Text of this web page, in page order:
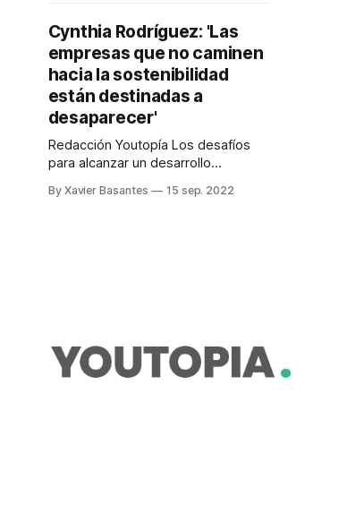
Desarrollo (BID), Mauricio Claver-
Carone, decía en una cumbre
efectuada este 14 de
Cynthia Rodríguez: 'Las
empresas que no caminen
hacia la sostenibilidad
están destinadas a
desaparecer'
Redacción Youtopía Los desafíos
para alcanzar un desarrollo
particularmente al sector privado. Y
By Xavier Basantes 15 sep. 2022